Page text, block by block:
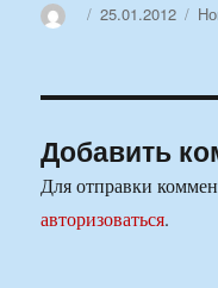
АвторОпубликовано
25.01.2012
Добавить
Для отправки
авторизоваться.